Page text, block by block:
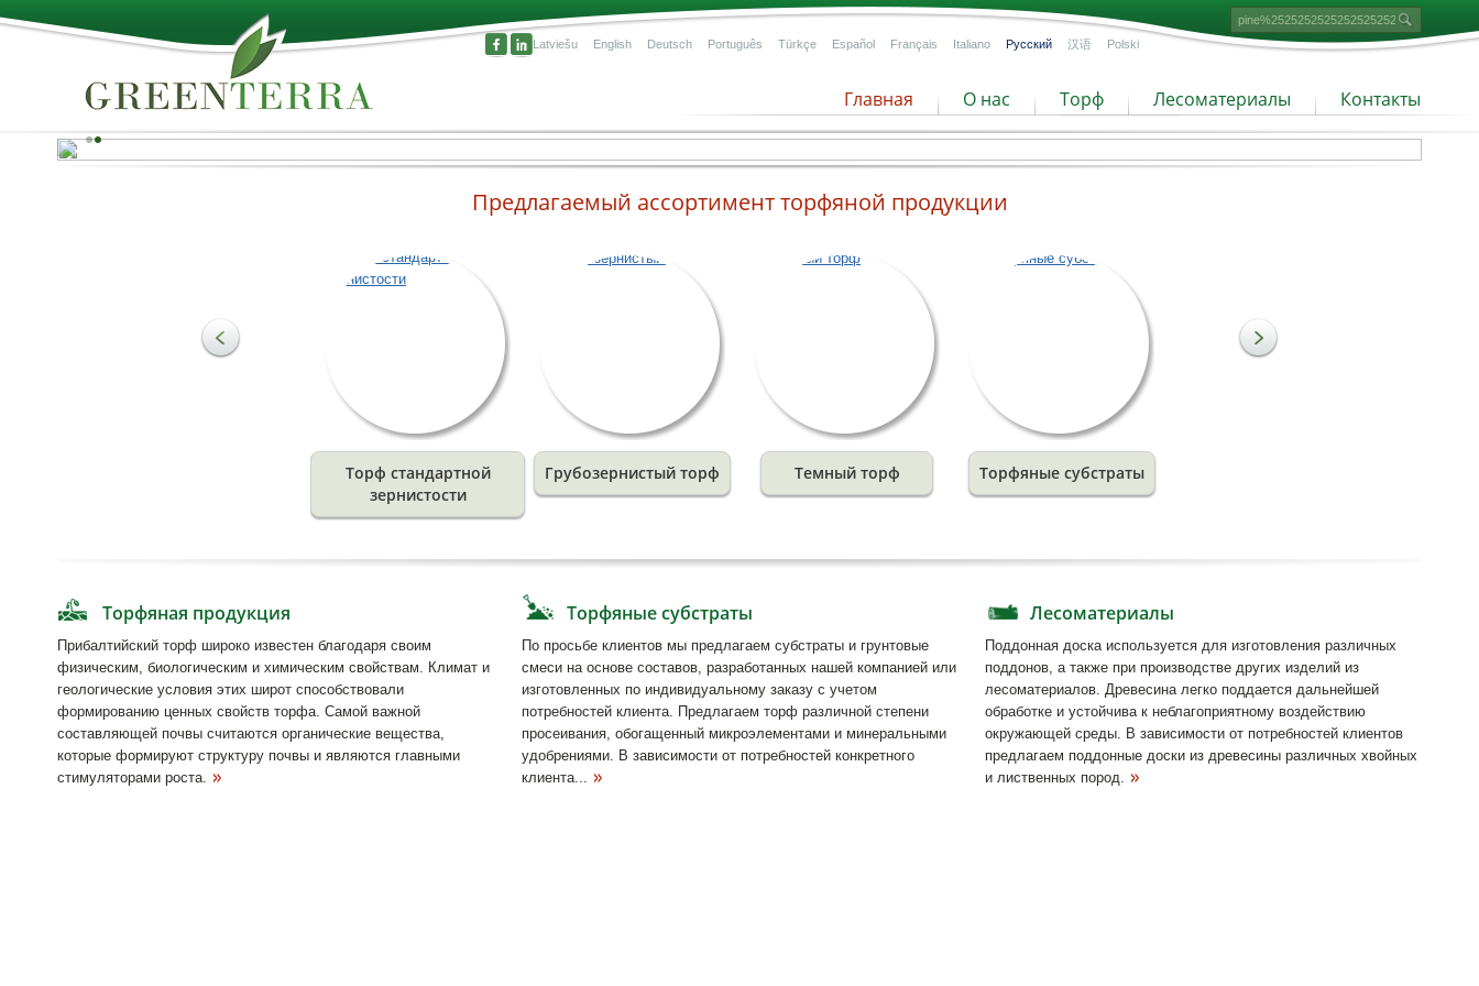
Latviešu English Deutsch Português Türkçe Español Français Italiano Русский 汉语 Polski
Главная О нас Торф Лесоматериалы Контакты
Все лучшее от природы!
различных поддонов, а также при производстве других
изделий из лесоматериалов. Древесина легко поддается
дальнейшей обработке и устойчива к неблагоприятному
воздействию окружающей среды.
Предлагаемый ассортимент торфяной продукции
Торф стандартной
зернистости
Грубозернистый торф Темный торф Торфяные субстраты
Торфяная продукция
Прибалтийский торф широко известен благодаря своим
физическим, биологическим и химическим свойствам. Климат и
геологические условия этих широт способствовали
формированию ценных свойств торфа. Самой важной
составляющей почвы считаются органические вещества,
которые формируют структуру почвы и являются главными
стимуляторами роста.
Торфяные субстраты
По просьбе клиентов мы предлагаем субстраты и грунтовые
смеси на основе составов, разработанных нашей компанией или
изготовленных по индивидуальному заказу с учетом
потребностей клиента. Предлагаем торф различной степени
просеивания, обогащенный микроэлементами и минеральными
удобрениями. В зависимости от потребностей конкретного
клиента...
Лесоматериалы
Поддонная доска используется для изготовления различных
поддонов, а также при производстве других изделий из
лесоматериалов. Древесина легко поддается дальнейшей
обработке и устойчива к неблагоприятному воздействию
окружающей среды. В зависимости от потребностей клиентов
предлагаем поддонные доски из древесины различных хвойных
и лиственных пород.